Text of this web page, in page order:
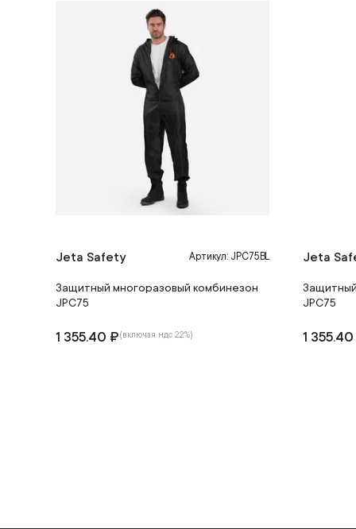
Jeta Safety Артикул: JPC75BL
Защитный многоразовый комбинезон
JPC75
1 355.40 ₽(включая ндс 22%)
Jeta
JPC75
1